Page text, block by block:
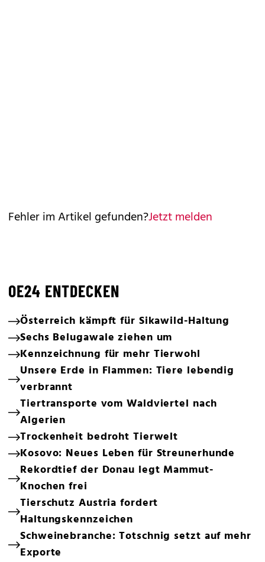
Fehler im Artikel gefunden?Jetzt melden
OE24 ENTDECKEN
Österreich kämpft für Sikawild-Haltung
Sechs Belugawale ziehen um
Kennzeichnung für mehr Tierwohl
Unsere Erde in Flammen: Tiere lebendig
verbrannt
Tiertransporte vom Waldviertel nach
Algerien
Trockenheit bedroht Tierwelt
Kosovo: Neues Leben für Streunerhunde
Rekordtief der Donau legt Mammut-
Knochen frei
Tierschutz Austria fordert
Haltungskennzeichen
Schweinebranche: Totschnig setzt auf mehr
Exporte